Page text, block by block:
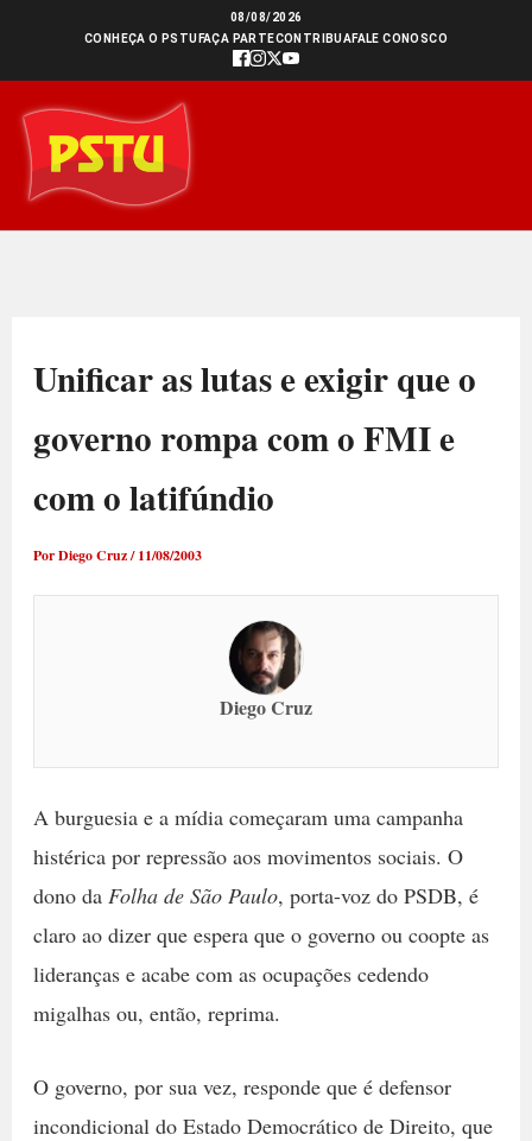
conteúdo
08/08/2026
CONHEÇA O PSTU FAÇA PARTECONTRIBUAFALE CONOSCO
Unificar as lutas e exigir que o
governo rompa com o FMI e
com o latifúndio
PorDiego Cruz/11/08/2003
Diego Cruz
A burguesia e a mídia começaram uma campanha
histérica por repressão aos movimentos sociais. O
dono da Folha de São Paulo, porta-voz do PSDB, é
claro ao dizer que espera que o governo ou coopte as
lideranças e acabe com as ocupações cedendo
migalhas ou, então, reprima.
O governo, por sua vez, responde que é defensor
incondicional do Estado Democrático de Direito, que